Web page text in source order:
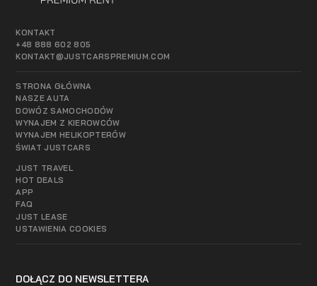
KONTAKT
+48 888 602 805
KONTAKT@JUSTCARSPREMIUM.COM
STRONA GŁÓWNA
NASZE AUTA
DOWÓZ SAMOCHODÓW
WYNAJEM Z KIEROWCÓW
WYNAJEM HELIKOPTERÓW
ŚWIAT JUSTCARS
JUST TRAVEL
HOT DEALS
APP
FAQ
JUST LEASE
USTAWIENIA COOKIES
DOŁĄCZ DO NEWSLETTERA